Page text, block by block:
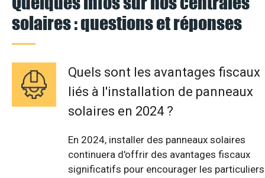
solaires : questions et réponses
Quels sont les avantages fiscaux
liés à l'installation de panneaux
solaires en 2024 ?
En 2024, installer des panneaux solaires
continuera d'offrir des avantages fiscaux
significatifs pour encourager les particuliers